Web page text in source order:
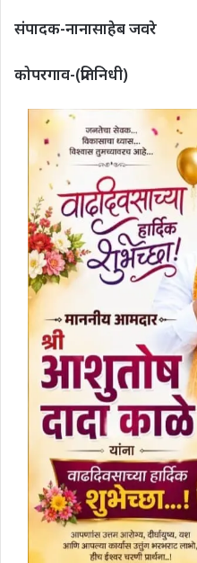
संपादक-नानासाहेब जवरे
कोपरगाव-(प्रतिनिधी)